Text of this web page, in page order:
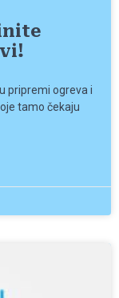
pripremi ogreva i
tamo čekaju